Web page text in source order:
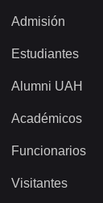
Admisión
Estudiantes
Alumni UAH
Académicos
Funcionarios
Visitantes